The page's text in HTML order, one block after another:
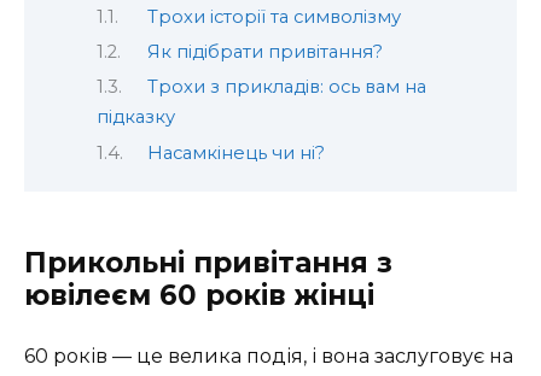
Трохи історії та символізму
Як підібрати привітання?
Трохи з прикладів: ось вам на
підказку
Насамкінець чи ні?
Прикольні привітання з
ювілеєм 60 років жінці
60 років — це велика подія, і вона заслуговує на